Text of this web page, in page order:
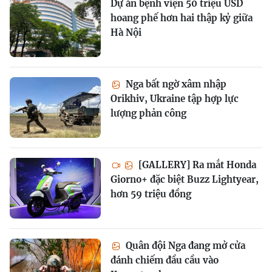
Dự án bệnh viện 50 triệu USD
hoang phế hơn hai thập kỷ giữa
Hà Nội
Nga bất ngờ xâm nhập
Orikhiv, Ukraine tập hợp lực
lượng phản công
[GALLERY] Ra mắt Honda
Giorno+ đặc biệt Buzz Lightyear,
hơn 59 triệu đồng
Quân đội Nga đang mở cửa
đánh chiếm đầu cầu vào